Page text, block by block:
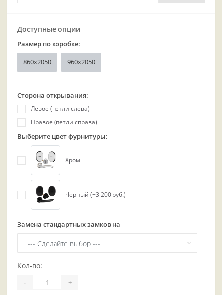
Доступные опции
Размер по коробке:
860х2050 960x2050
Сторона открывания:
Левое (петли слева)
Правое (петли справа)
Выберите цвет фурнитуры:
Хром
Черный (+3 200 руб.)
Замена стандартных замков на
Кол-во:
- +